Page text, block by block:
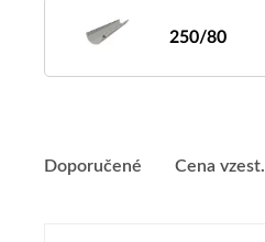
250/80
Doporučené Cena vzest.